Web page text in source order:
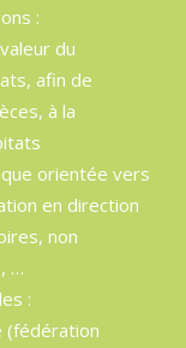
:
du
afin de
à la
orientée vers
en direction
non
…
:
(fédération